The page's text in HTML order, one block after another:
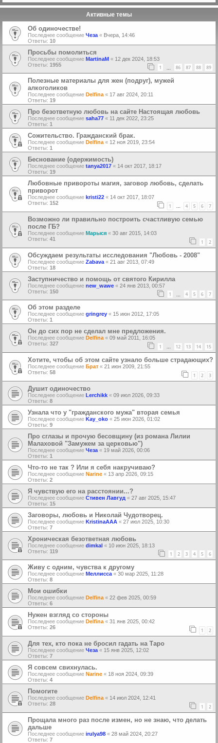
Активные темы
Об одиночестве!
Последнее сообщение Чеза « Вчера, 14:46
Ответы: 10
Просьбы помолиться
Последнее сообщение MartinaM « 12 дек 2024, 18:53
Ответы: 1955 1 86 87 88 89
Полезные материалы для жен (подруг), мужей
алкоголиков
Последнее сообщение Delfina « 17 авг 2024, 20:11
Ответы: 19
Про безответную любовь на сайте Настоящая любовь
Последнее сообщение saha77 « 11 дек 2022, 23:25
Ответы: 1
Сожительство. Гражданский брак.
Последнее сообщение Delfina « 12 ноя 2019, 23:54
Ответы: 1
Беснование (одержимость)
Последнее сообщение tanya2017 « 14 окт 2017, 18:17
Ответы: 19
Любовные привороты магия, заговор любовь, сделать
приворот
Последнее сообщение kristi22 « 14 окт 2017, 18:07
Ответы: 152 1 … 4 5 6 7
Возможно ли правильно построить счастливую семью
после ГБ?
Последнее сообщение Марыся « 30 авг 2015, 14:03
Ответы: 41 1 2
Обсуждаем результаты исследования "Любовь - 2008"
Последнее сообщение Zabava « 21 авг 2013, 07:49
Ответы: 18
Заступничество и помощь от святого Кирилла
Последнее сообщение new_wawe « 24 янв 2013, 00:57
Ответы: 150 1 4 5 6 7
Об этом разделе
Последнее сообщение gringrey « 15 июн 2012, 17:05
Ответы: 1
Oн до сих пор не сделал мне предложения.
Последнее сообщение Delfina « 09 май 2011, 16:05
Ответы: 327 1 … 12 13 14 15
Хотите, чтобы об этом сайте узнало больше страдающих?
Последнее сообщение Брат « 21 июн 2009, 21:55
Ответы: 58 1 2 3
Душит одиночество
Последнее сообщение Lerchikk « 09 июл 2026, 09:33
Ответы: 8
Узнала что у "гражданского мужа" вторая семья
Последнее сообщение Kay_oko « 25 июн 2026, 01:02
Ответы: 9
Про сглазы и прочую бесовщину (из романа Лилии
Малаховой "Замужем за церковью")
Последнее сообщение Чеза « 19 май 2026, 00:06
Ответы: 1
Что-то не так ? Или я себя накручиваю?
Последнее сообщение Narine « 13 апр 2026, 09:15
Ответы: 2
Я чувствую его на расстоянии...?
Последнее сообщение Стивен Лавгуд « 27 авг 2025, 15:47
Ответы: 15
Заговоры, любовь и Николай Чудотворец.
Последнее сообщение KristinaAAA « 27 июл 2025, 10:30
Ответы: 7
Хроническая безответная любовь
Последнее сообщение dimkal « 10 июн 2025, 18:13
Ответы: 119 1 2 3 4 5 6
Живу с одним, чувства к другому
Последнее сообщение Меллисса « 30 мар 2025, 11:28
Ответы: 8
Мои ошибки
Последнее сообщение Delfina « 22 фев 2025, 00:59
Ответы: 6
Нужен взгляд со стороны
Последнее сообщение Delfina « 31 янв 2025, 00:42
Ответы: 26 1 2
Для тех, кто пока не бросил гадать на Таро
Последнее сообщение Чеза « 15 янв 2025, 12:02
Ответы: 7
Я совсем свихнулась.
Последнее сообщение Narine « 18 ноя 2024, 09:39
Ответы: 4
Помогите
Последнее сообщение Delfina « 14 июл 2024, 12:41
Ответы: 28 1 2
Прощала много раз после измен, но не знаю, что делать
дальше
Последнее сообщение irulya98 « 28 май 2024, 20:27
Ответы: 7